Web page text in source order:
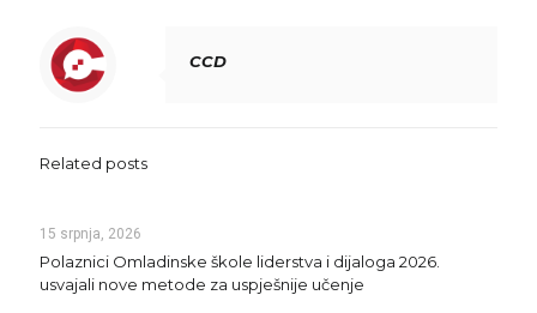
CCD
Related posts
15 srpnja, 2026
Polaznici Omladinske škole liderstva i dijaloga 2026.
usvajali nove metode za uspješnije učenje